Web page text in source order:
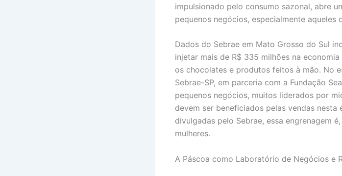
impulsionado pelo consumo sazonal, abre
pequenos negócios, especialmente aqueles
Dados do Sebrae em Mato Grosso do Sul
injetar mais de R$ 335 milhões na
os chocolates e produtos feitos à mão. No
Sebrae-SP, em parceria com a Fundação
pequenos negócios, muitos liderados por
devem ser beneficiados pelas vendas
divulgadas pelo Sebrae, essa engrenagem
mulheres.
A Páscoa como Laboratório de Negócios e